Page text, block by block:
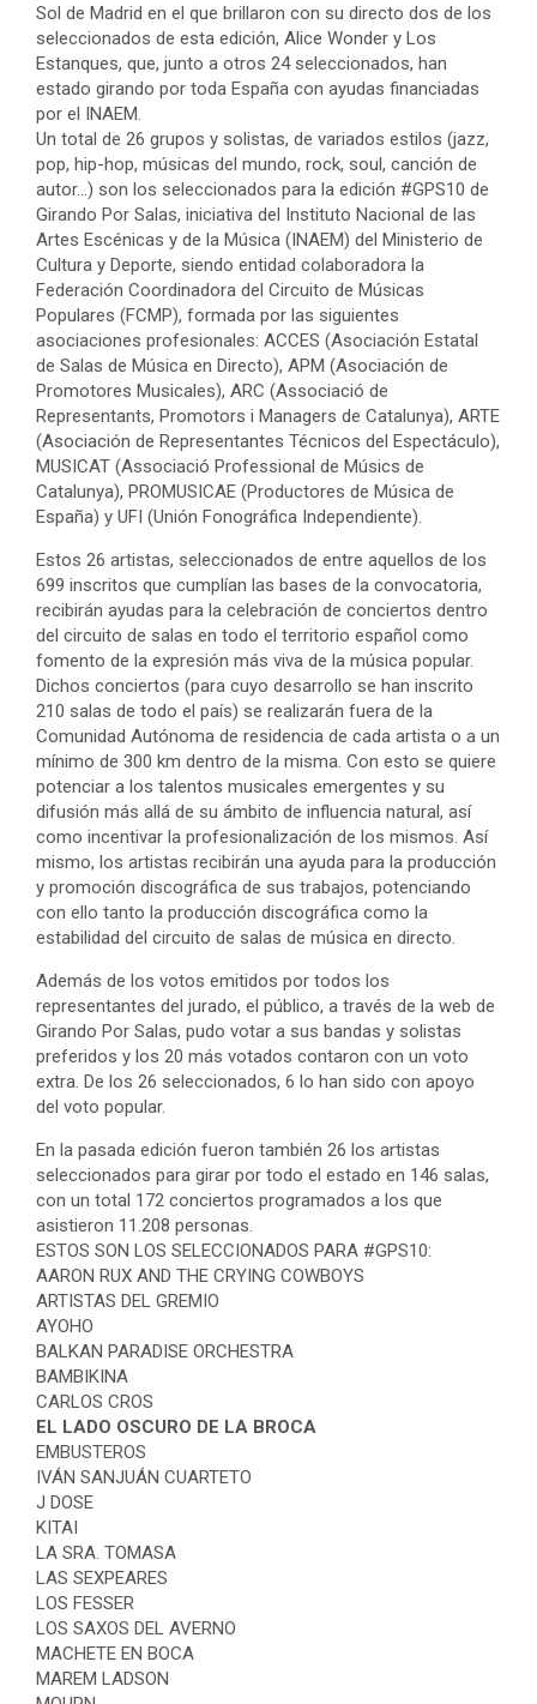
Sol de Madrid en el que brillaron con su directo dos de los
seleccionados de esta edición, Alice Wonder y Los
Estanques, que, junto a otros 24 seleccionados, han
estado girando por toda España con ayudas financiadas
por el INAEM.
Un total de 26 grupos y solistas, de variados estilos (jazz,
pop, hip-hop, músicas del mundo, rock, soul, canción de
autor…) son los seleccionados para la edición #GPS10 de
Girando Por Salas, iniciativa del Instituto Nacional de las
Artes Escénicas y de la Música (INAEM) del Ministerio de
Cultura y Deporte, siendo entidad colaboradora la
Federación Coordinadora del Circuito de Músicas
Populares (FCMP), formada por las siguientes
asociaciones profesionales: ACCES (Asociación Estatal
de Salas de Música en Directo), APM (Asociación de
Promotores Musicales), ARC (Associació de
Representants, Promotors i Managers de Catalunya), ARTE
(Asociación de Representantes Técnicos del Espectáculo),
MUSICAT (Associació Professional de Músics de
Catalunya), PROMUSICAE (Productores de Música de
España) y UFI (Unión Fonográfica Independiente).
Estos 26 artistas, seleccionados de entre aquellos de los
699 inscritos que cumplían las bases de la convocatoria,
recibirán ayudas para la celebración de conciertos dentro
del circuito de salas en todo el territorio español como
fomento de la expresión más viva de la música popular.
Dichos conciertos (para cuyo desarrollo se han inscrito
210 salas de todo el país) se realizarán fuera de la
Comunidad Autónoma de residencia de cada artista o a un
mínimo de 300 km dentro de la misma. Con esto se quiere
potenciar a los talentos musicales emergentes y su
difusión más allá de su ámbito de influencia natural, así
como incentivar la profesionalización de los mismos. Así
mismo, los artistas recibirán una ayuda para la producción
y promoción discográfica de sus trabajos, potenciando
con ello tanto la producción discográfica como la
estabilidad del circuito de salas de música en directo.
Además de los votos emitidos por todos los
representantes del jurado, el público, a través de la web de
Girando Por Salas, pudo votar a sus bandas y solistas
preferidos y los 20 más votados contaron con un voto
extra. De los 26 seleccionados, 6 lo han sido con apoyo
del voto popular.
En la pasada edición fueron también 26 los artistas
seleccionados para girar por todo el estado en 146 salas,
con un total 172 conciertos programados a los que
asistieron 11.208 personas.
ESTOS SON LOS SELECCIONADOS PARA #GPS10:
AARON RUX AND THE CRYING COWBOYS
ARTISTAS DEL GREMIO
AYOHO
BALKAN PARADISE ORCHESTRA
BAMBIKINA
CARLOS CROS
EL LADO OSCURO DE LA BROCA
EMBUSTEROS
IVÁN SANJUÁN CUARTETO
J DOSE
KITAI
LA SRA. TOMASA
LAS SEXPEARES
LOS FESSER
LOS SAXOS DEL AVERNO
MACHETE EN BOCA
MAREM LADSON